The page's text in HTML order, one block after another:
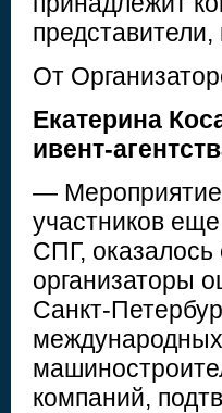
От
Екатерина
ивент-
—
участников
СПГ,
организаторы
Санкт-
компаний,